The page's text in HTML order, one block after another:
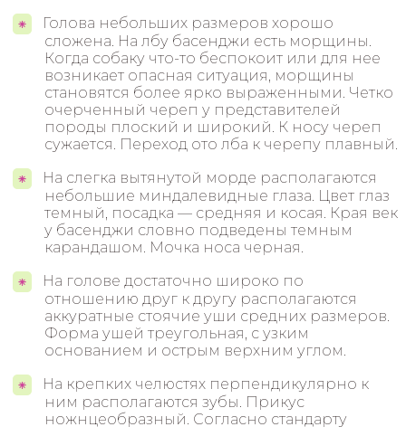
Голова небольших размеров хорошо
сложена. На лбу басенджи есть морщины.
Когда собаку что-то беспокоит или для нее
возникает опасная ситуация, морщины
становятся более ярко выраженными. Четко
очерченный череп у представителей
породы плоский и широкий. К носу череп
сужается. Переход ото лба к черепу плавный.
На слегка вытянутой морде располагаются
небольшие миндалевидные глаза. Цвет глаз
темный, посадка — средняя и косая. Края век
у басенджи словно подведены темным
карандашом. Мочка носа черная.
На голове достаточно широко по
отношению друг к другу располагаются
аккуратные стоячие уши средних размеров.
Форма ушей треугольная, с узким
основанием и острым верхним углом.
На крепких челюстях перпендикулярно к
ним располагаются зубы. Прикус
ножнцеобразный. Согласно стандарту